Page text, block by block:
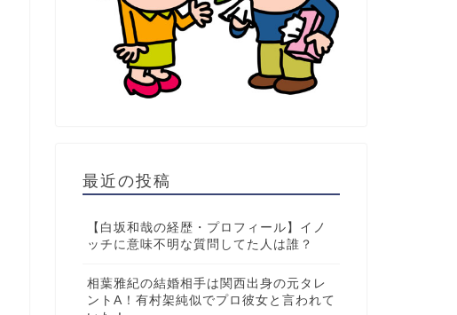
最近の投稿
【白坂和哉の経歴・プロフィール】イノ
ッチに意味不明な質問してた人は誰？
相葉雅紀の結婚相手は関西出身の元タレ
ントA！有村架純似でプロ彼女と言われて